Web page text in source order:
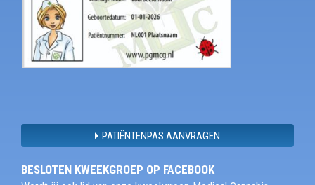
PATIËNTENPAS AANVRAGEN
BESLOTEN KWEEKGROEP OP FACEBOOK